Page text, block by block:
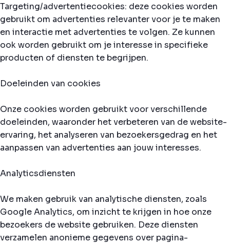
Targeting/advertentiecookies: deze cookies worden
gebruikt om advertenties relevanter voor je te maken
en interactie met advertenties te volgen. Ze kunnen
ook worden gebruikt om je interesse in specifieke
producten of diensten te begrijpen.
Doeleinden van cookies
Onze cookies worden gebruikt voor verschillende
doeleinden, waaronder het verbeteren van de website-
ervaring, het analyseren van bezoekersgedrag en het
aanpassen van advertenties aan jouw interesses.
Analyticsdiensten
We maken gebruik van analytische diensten, zoals
Google Analytics, om inzicht te krijgen in hoe onze
bezoekers de website gebruiken. Deze diensten
verzamelen anonieme gegevens over pagina-